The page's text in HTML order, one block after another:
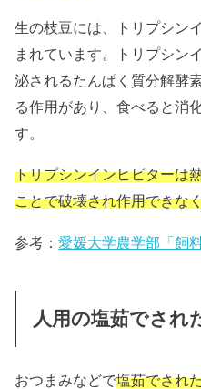
生の枝豆には、トリプシン
まれています。トリプシン
泌されるたんぱく質分解酵
る作用があり、食べると消
す。
トリプシンインヒビターは
ことで破壊され作用できな
参考：愛媛大学農学部「飼
人用の塩茹でされ
おつまみなどで塩茹でされ